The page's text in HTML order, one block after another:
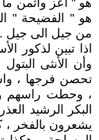
هو " أعز وأثمن ما
هو " الفضيحة "
من جيل الى جيل .
اذا تبين لذكور
وأن الأنثى
تحصن فرجها ،
، وحطت راسهم
البكر الرشيد
يشعرون بالفخر